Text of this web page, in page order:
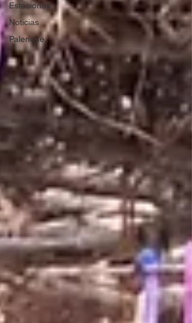
Estaciones
Noticias
Palenque